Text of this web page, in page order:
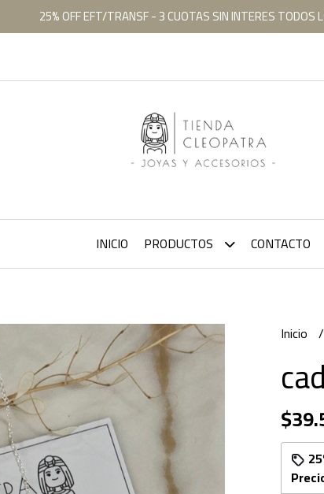
25% OFF EFT/TRANSF - 3 CUOTAS SIN INTERES TODOS
INICIO PRODUCTOS CONTACTO
Inicio